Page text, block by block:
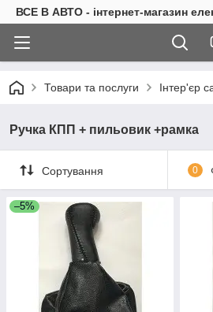
ВСЕ В АВТО - інтернет-магазин
Товари та послуги Інтер'єр
Ручка КПП + пильовик +рамка
Сортування 0
–5%